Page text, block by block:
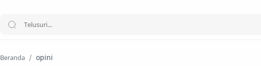
Beranda opini